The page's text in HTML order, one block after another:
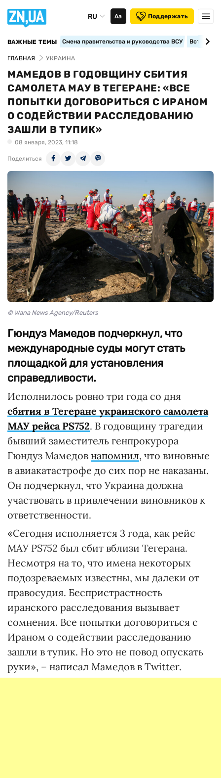
RU Аа Поддержать
ВАЖНЫЕ ТЕМЫ Смена правительства и руководства ВСУ
ГЛАВНАЯ УКРАИНА
МАМЕДОВ В ГОДОВЩИНУ СБИТИЯ
САМОЛЕТА МАУ В ТЕГЕРАНЕ: «ВСЕ
ПОПЫТКИ ДОГОВОРИТЬСЯ С ИРАНОМ
О СОДЕЙСТВИИ РАССЛЕДОВАНИЮ
ЗАШЛИ В ТУПИК»
08 января, 2023, 11:18
Поделиться
© Wana News Agency/Reuters
Гюндуз Мамедов подчеркнул, что
международные суды могут стать
площадкой для установления
справедливости.
Исполнилось ровно три года со дня
сбития в Тегеране украинского самолета
МАУ рейса PS752. В годовщину трагедии
бывший заместитель генпрокурора
Гюндуз Мамедов напомнил, что виновные
в авиакатастрофе до сих пор не наказаны.
Он подчеркнул, что Украина должна
участвовать в привлечении виновников к
ответственности.
«Сегодня исполняется 3 года, как рейс
МАУ PS752 был сбит вблизи Тегерана.
Несмотря на то, что имена некоторых
подозреваемых известны, мы далеки от
правосудия. Беспристрастность
иранского расследования вызывает
сомнения. Все попытки договориться с
Ираном о содействии расследованию
зашли в тупик. Но это не повод опускать
руки», – написал Мамедов в Twitter.